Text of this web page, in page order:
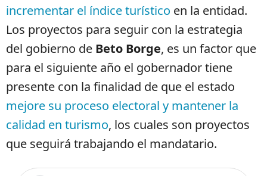
incrementar el índice turístico en la entidad.
Los proyectos para seguir con la estrategia
del gobierno de Beto Borge, es un factor que
para el siguiente año el gobernador tiene
presente con la finalidad de que el estado
mejore su proceso electoral y mantener la
calidad en turismo, los cuales son proyectos
que seguirá trabajando el mandatario.